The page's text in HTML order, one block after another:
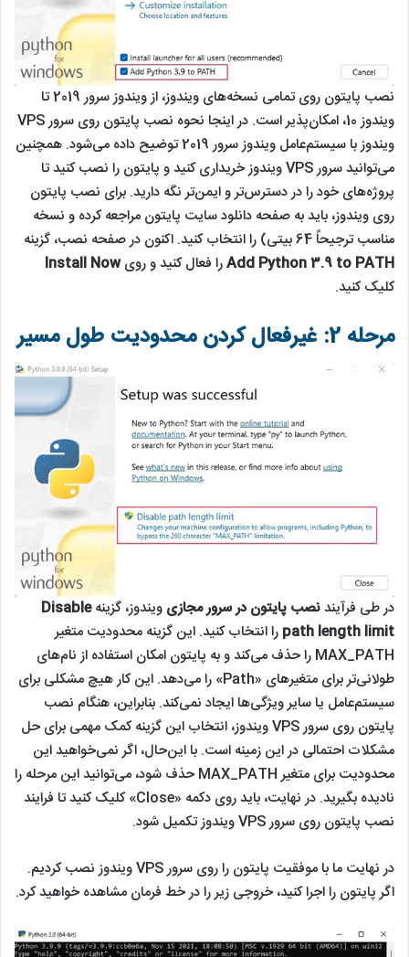
نصب پایتون روی تمامی نسخه‌های ویندوز، از ویندوز سرور 2019 تا
ویندوز 10، امکان‌پذیر است. در اینجا نحوه نصب پایتون روی سرور VPS
ویندوز با سیستم‌عامل ویندوز سرور 2019 توضیح داده می‌شود. همچنین
می‌توانید سرور VPS ویندوز خریداری کنید و پایتون را نصب کنید تا
پروژه‌های خود را در دسترس‌تر و ایمن‌تر نگه دارید. برای نصب پایتون
روی ویندوز، باید به صفحه دانلود سایت پایتون مراجعه کرده و نسخه
مناسب ترجیحاً 64 بیتی) را انتخاب کنید. اکنون در صفحه نصب، گزینه
Add Python 3.9 to PATHرا فعال کنید و رویInstall Now
کلیک کنید.
مرحله 2: غیرفعال کردن محدودیت طول مسیر
در طی فرآیندنصب پایتون در سرور مجازی ویندوز، گزینهDisable
path length limit را انتخاب کنید. این گزینه محدودیت متغیر
MAX_PATH را حذف می‌کند و به پایتون امکان استفاده از نام‌های
طولانی‌تر برای متغیرهای «Path» را می‌دهد. این کار هیچ مشکلی برای
سیستم‌عامل یا سایر ویژگی‌ها ایجاد نمی‌کند. بنابراین، هنگام نصب
پایتون روی سرور VPS ویندوز، انتخاب این گزینه کمک مهمی برای حل
مشکلات احتمالی در این زمینه است. با این‌حال، اگر نمی‌خواهید این
محدودیت برای متغیر MAX_PATH حذف شود، می‌توانید این مرحله را
نادیده بگیرید. در نهایت، باید روی دکمه «Close» کلیک کنید تا فرایند
نصب پایتون روی سرور VPS ویندوز تکمیل شود.
در نهایت ما با موفقیت پایتون را روی سرور VPS ویندوز نصب کردیم.
اگر پایتون را اجرا کنید، خروجی زیر را در خط فرمان مشاهده خواهید کرد.